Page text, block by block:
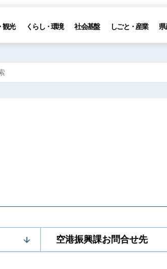
観光 くらし・環境 社会基盤 しごと・産業 県
空港振興課お問合せ先